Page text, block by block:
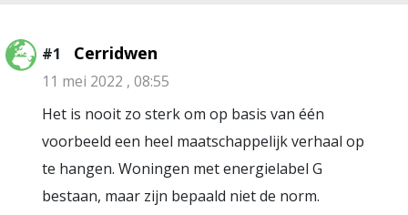
#1 Cerridwen
11 mei 2022 , 08:55
Het is nooit zo sterk om op basis van één
voorbeeld een heel maatschappelijk verhaal op
te hangen. Woningen met energielabel G
bestaan, maar zijn bepaald niet de norm.